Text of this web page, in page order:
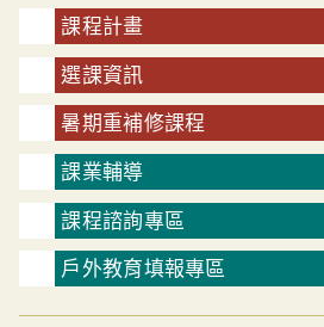
課程計畫
選課資訊
暑期重補修課程
課業輔導
課程諮詢專區
戶外教育填報專區